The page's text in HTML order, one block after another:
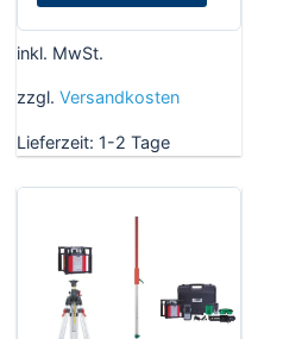
Produkt
mehrere
auf.
Optionen
auf
der
Produktseite
gewählt
inkl. MwSt.
zzgl. Versandkosten
Lieferzeit: 1-2 Tage